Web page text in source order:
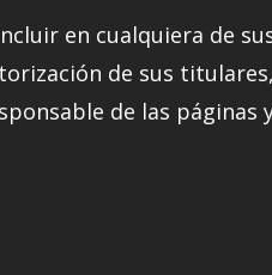
en cualquiera de
de sus
de las